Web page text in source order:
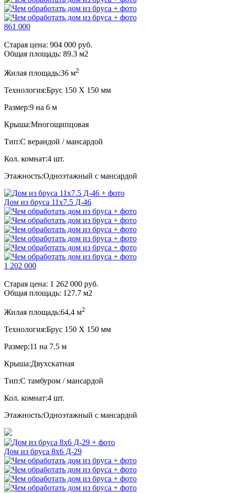
861 000
Старая цена: 904 000 руб.
Общая площадь: 89.3 м2
Жилая площадь:36 м2
Технология:Брус 150 Х 150 мм
Размер:9 на 6 м
Крыша:Многощипцовая
Тип:С верандой / мансардой
Кол. комнат:4 шт.
Этажность:Одноэтажный с мансардой
Дом из бруса 11x7.5 Д-46
1 202 000
Старая цена: 1 262 000 руб.
Общая площадь: 127.7 м2
Жилая площадь:64,4 м2
Технология:Брус 150 Х 150 мм
Размер:11 на 7.5 м
Крыша:Двухскатная
Тип:С тамбуром / мансардой
Кол. комнат:4 шт.
Этажность:Одноэтажный с мансардой
Дом из бруса 8x6 Д-29